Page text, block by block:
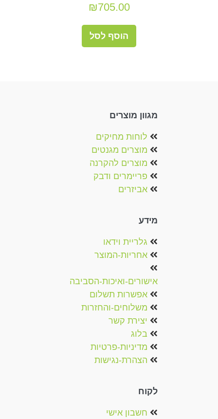
₪705.00
הוסף לסל
מגוון מוצרים
לוחות מחיקים
מוצרים מגנטים‏‏‎
מוצרים להקרנה‎
פריימרים ודבק
אביזרים
מידע
גלריית וידאו
אחריות-המוצר
אישורים-ואיכות-הסביבה
אפשרות תשלום
משלוחים-והחזרות
יצירת קשר
בלוג
מדיניות-פרטיות
הצהרת-נגישות
לקוח
חשבון אישי